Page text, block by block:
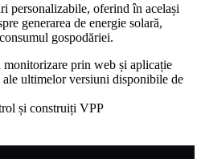
personalizabile, oferind în același
generarea de energie solară,
gospodăriei.
monitorizare prin web și aplicație
ultimelor versiuni disponibile de
și construiți VPP